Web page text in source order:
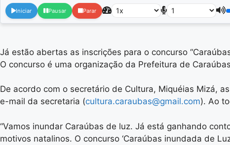
Iniciar Pausar Parar
Já estão abertas as inscrições para o concurso
O concurso é uma organização da Prefeitura de
De acordo com o secretário de Cultura, Miquéias Mizá,
e-mail da secretaria (cultura.caraubas@gmail.com). Ao
“Vamos inundar Caraúbas de luz. Já está ganhando
motivos natalinos. O concurso ‘Caraúbas inundada de